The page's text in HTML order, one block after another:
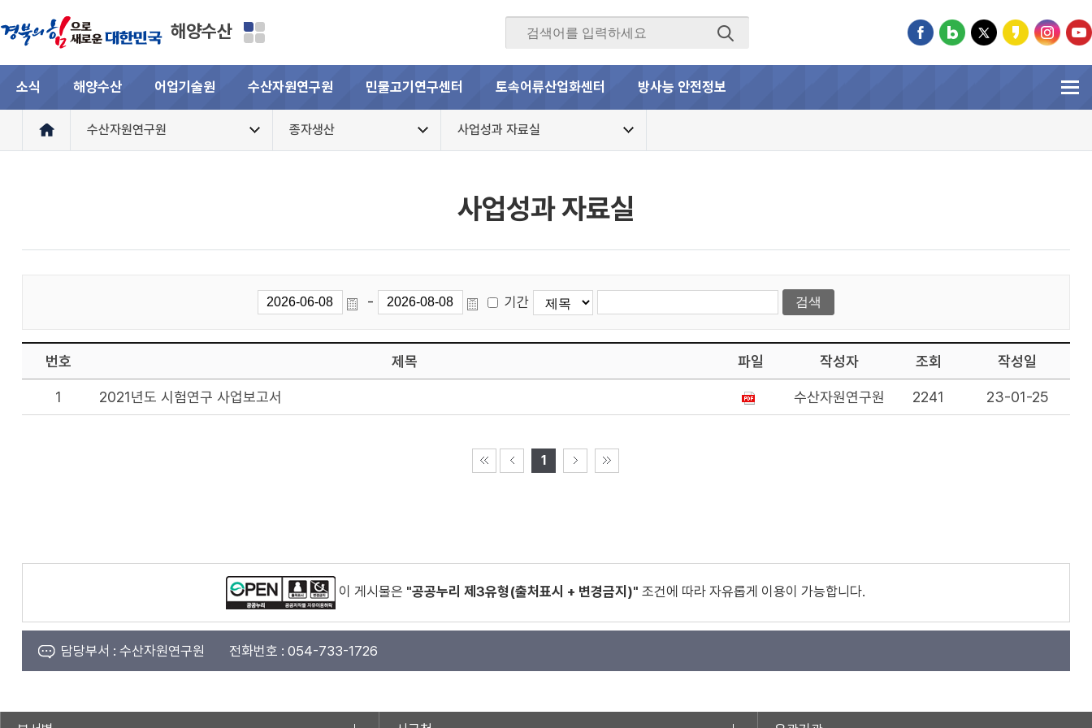
해양수산
소식 해양수산 어업기술원 수산자원연구원 민물고기연구센터 토속어류산업화센터 방사능 안전정보
수산자원연구원 종자생산 사업성과 자료실
사업성과 자료실
- 기간
번호 제목 파일 작성자 조회 작성일
1 2021년도 시험연구 사업보고서 수산자원연구원 2241 23-01-25
1
이 게시물은 "공공누리 제3유형(출처표시 + 변경금지)" 조건에 따라 자유롭게 이용이 가능합니다.
담당부서 : 수산자원연구원 전화번호 : 054-733-1726